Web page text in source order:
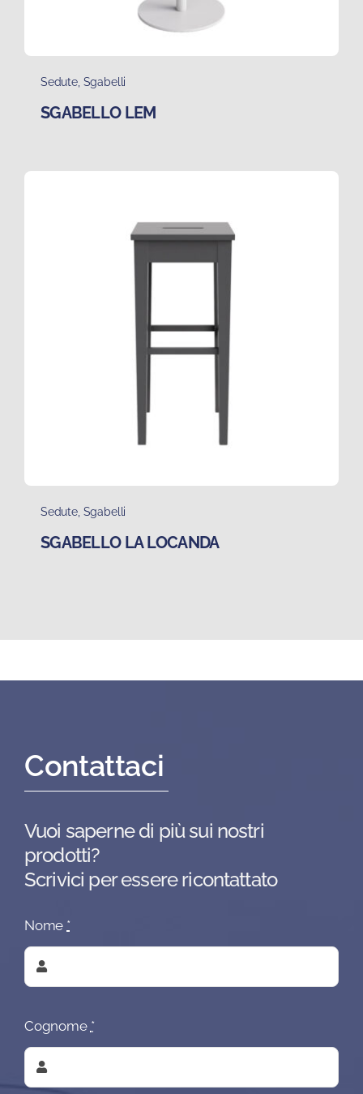
Sedute, Sgabelli
SGABELLO LEM
Sedute, Sgabelli
SGABELLO LA LOCANDA
Contattaci
Vuoi saperne di più sui nostri
prodotti?
Scrivici per essere ricontattato
Nome *
Cognome *